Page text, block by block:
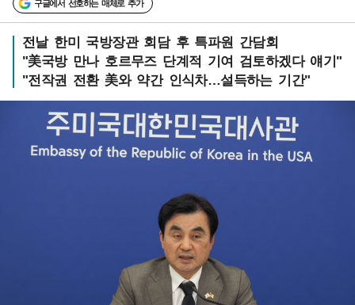
구글에서 선호하는 매체로 추가
전날 한미 국방장관 회담 후 특파원 간담회
"美국방 만나 호르무즈 단계적 기여 검토하겠다 얘기"
"전작권 전환 美와 약간 인식차…설득하는 기간"